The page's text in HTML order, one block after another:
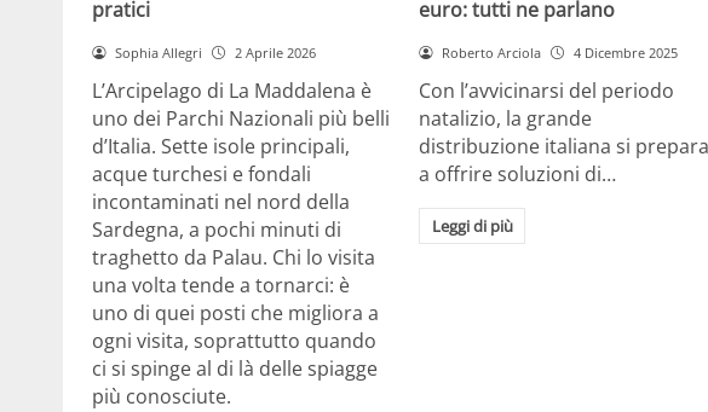
pratici
Sophia Allegri 2 Aprile 2026
L’Arcipelago di La Maddalena è
uno dei Parchi Nazionali più belli
d’Italia. Sette isole principali,
acque turchesi e fondali
incontaminati nel nord della
Sardegna, a pochi minuti di
traghetto da Palau. Chi lo visita
una volta tende a tornarci: è
uno di quei posti che migliora a
ogni visita, soprattutto quando
ci si spinge al di là delle spiagge
più conosciute.
euro: tutti ne parlano
Roberto Arciola 4 Dicembre 2025
Con l’avvicinarsi del periodo
natalizio, la grande
distribuzione italiana si prepara
a offrire soluzioni di…
Leggi di più